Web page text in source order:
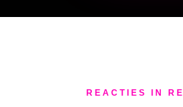
REACTIES IN